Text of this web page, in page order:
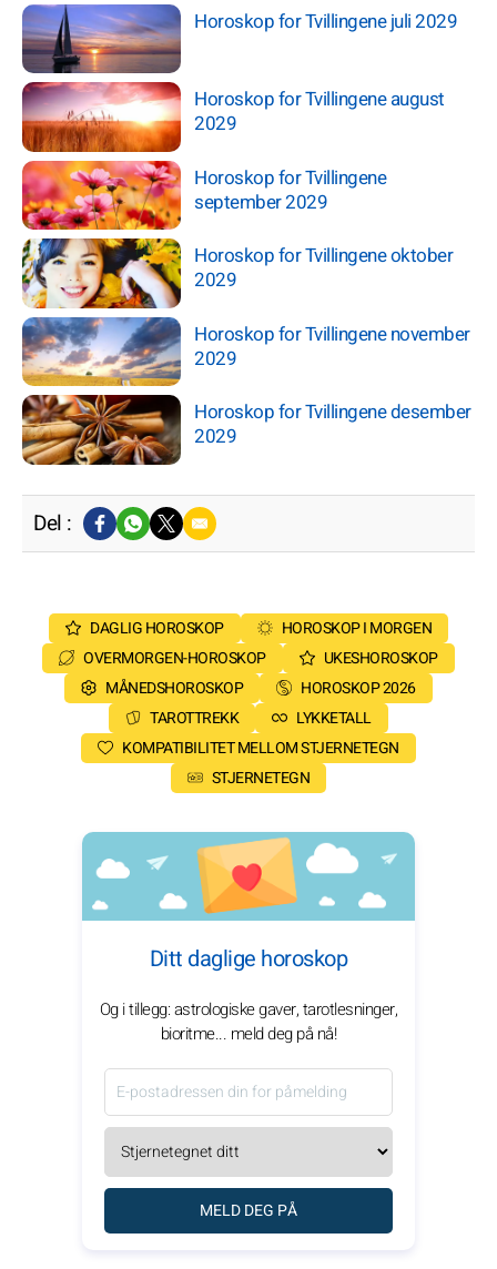
Horoskop for Tvillingene juli 2029
Horoskop for Tvillingene august
2029
Horoskop for Tvillingene
september 2029
Horoskop for Tvillingene oktober
2029
Horoskop for Tvillingene november
2029
Horoskop for Tvillingene desember
2029
Del :
DAGLIG HOROSKOP
HOROSKOP I MORGEN
OVERMORGEN-HOROSKOP
UKESHOROSKOP
MÅNEDSHOROSKOP
HOROSKOP 2026
TAROTTREKK
LYKKETALL
KOMPATIBILITET MELLOM STJERNETEGN
STJERNETEGN
Ditt daglige horoskop
Og i tillegg: astrologiske gaver, tarotlesninger,
bioritme... meld deg på nå!
MELD DEG PÅ